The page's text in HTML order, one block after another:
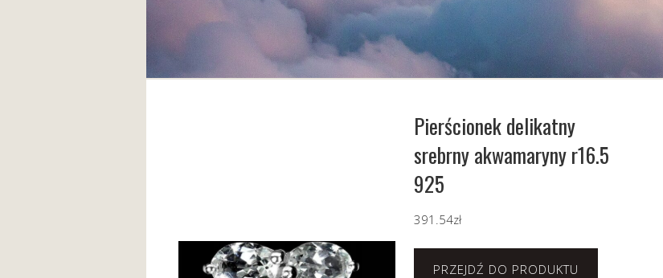
Pierścionek delikatny
srebrny akwamaryny r16.5
925
391.54zł
PRZEJDŹ DO PRODUKTU